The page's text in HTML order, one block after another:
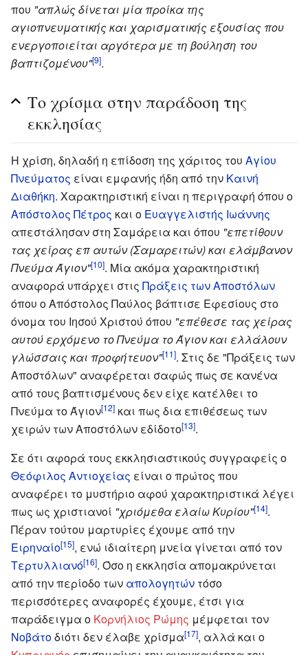
που "απλώς δίνεται μία προίκα της
αγιοπνευματικής και χαρισματικής εξουσίας που
ενεργοποιείται αργότερα με τη βούληση του
βαπτιζομένου"[9].
Το χρίσμα στην παράδοση της
εκκλησίας
Η χρίση, δηλαδή η επίδοση της χάριτος του Αγίου
Πνεύματος είναι εμφανής ήδη από την Καινή
Διαθήκη. Χαρακτηριστική είναι η περιγραφή όπου ο
Απόστολος Πέτρος και ο Ευαγγελιστής Ιωάννης
απεστάλησαν στη Σαμάρεια και όπου "επετίθουν
τας χείρας επ αυτών (Σαμαρειτών) και ελάμβανον
Πνεύμα Άγιον"[10]. Μία ακόμα χαρακτηριστική
αναφορά υπάρχει στις Πράξεις των Αποστόλων
όπου ο Απόστολος Παύλος βάπτισε Εφεσίους στο
όνομα του Ιησού Χριστού όπου "επέθεσε τας χείρας
αυτού ερχόμενο το Πνεύμα το Άγιον και ελλάλουν
γλώσσαις και προφήτευον"[11]. Στις δε "Πράξεις των
Αποστόλων" αναφέρεται σαφώς πως σε κανένα
από τους βαπτισμένους δεν είχε κατέλθει το
Πνεύμα το Άγιον[12] και πως δια επιθέσεως των
χειρών των Αποστόλων εδίδοτο[13].
Σε ότι αφορά τους εκκλησιαστικούς συγγραφείς ο
Θεόφιλος Αντιοχείας είναι ο πρώτος που
αναφέρει το μυστήριο αφού χαρακτηριστικά λέγει
πως ως χριστιανοί "χριόμεθα ελαίω Κυρίου"[14].
Πέραν τούτου μαρτυρίες έχουμε από την
Ειρηναίο[15], ενώ ιδιαίτερη μνεία γίνεται από τον
Τερτυλλιανό[16]. Όσο η εκκλησία απομακρύνεται
από την περίοδο των απολογητών τόσο
περισσότερες αναφορές έχουμε, έτσι για
παράδειγμα ο Κορνήλιος Ρώμης μέμφεται τον
Νοβάτοδιότι δεν έλαβε χρίσμα[17], αλλά και ο